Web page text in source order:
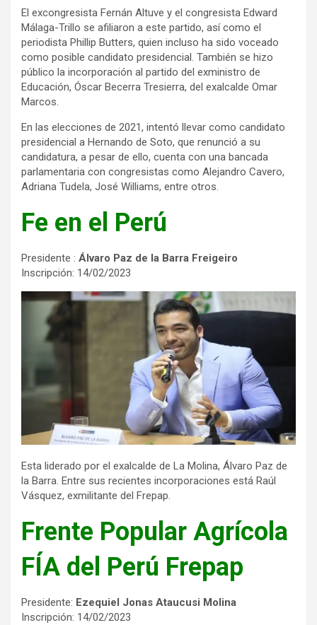
El excongresista Fernán Altuve y el congresista Edward
Málaga-Trillo se afiliaron a este partido, así como el
periodista Phillip Butters, quien incluso ha sido voceado
como posible candidato presidencial. También se hizo
público la incorporación al partido del exministro de
Educación, Óscar Becerra Tresierra, del exalcalde Omar
Marcos.
En las elecciones de 2021, intentó llevar como candidato
presidencial a Hernando de Soto, que renunció a su
candidatura, a pesar de ello, cuenta con una bancada
parlamentaria con congresistas como Alejandro Cavero,
Adriana Tudela, José Williams, entre otros.
Fe en el Perú
Presidente : Álvaro Paz de la Barra Freigeiro
Inscripción: 14/02/2023
Esta liderado por el exalcalde de La Molina, Álvaro Paz de
la Barra. Entre sus recientes incorporaciones está Raúl
Vásquez, exmilitante del Frepap.
Frente Popular Agrícola
FÍA del Perú Frepap
Presidente: Ezequiel Jonas Ataucusi Molina
Inscripción: 14/02/2023